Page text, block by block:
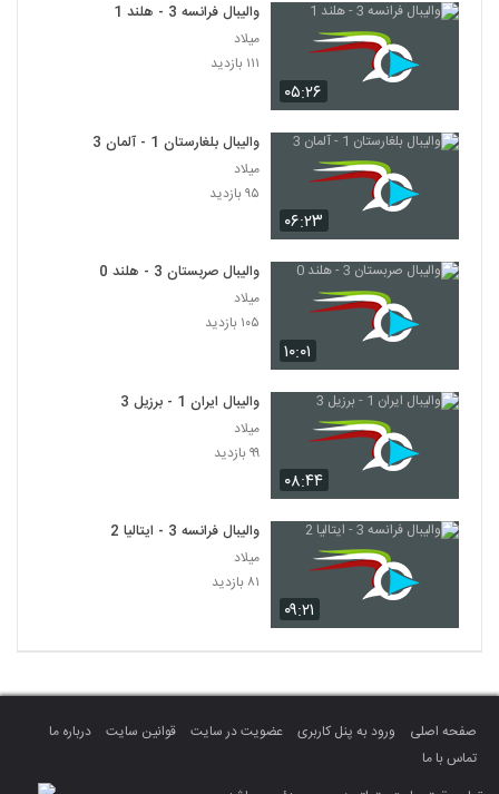
۰۵:۲۶
والیبال فرانسه 3 - هلند 1
میلاد
۱۱۱ بازدید
۰۶:۲۳
والیبال بلغارستان 1 - آلمان 3
میلاد
۹۵ بازدید
۱۰:۰۱
والیبال صربستان 3 - هلند 0
میلاد
۱۰۵ بازدید
۰۸:۴۴
والیبال ایران 1 - برزیل 3
میلاد
۹۹ بازدید
۰۹:۲۱
والیبال فرانسه 3 - ایتالیا 2
میلاد
۸۱ بازدید
صفحه اصلی ورود به پنل کاربری عضویت در سایت قوانین سایت
درباره ما
تماس با ما